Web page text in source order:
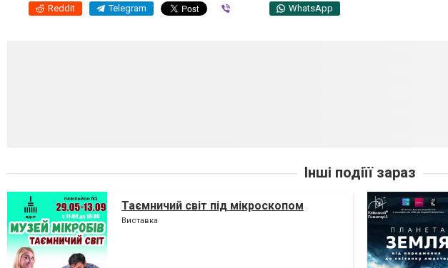
Reddit Telegram WhatsApp
Інші подіїї зараз
Таємничий світ під мікроскопом
Виставка